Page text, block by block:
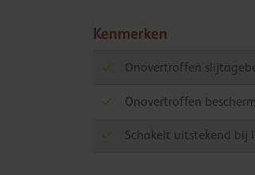
Kenmerken
Onovertroffen
Onovertroffen
Schakelt uitstekend bij